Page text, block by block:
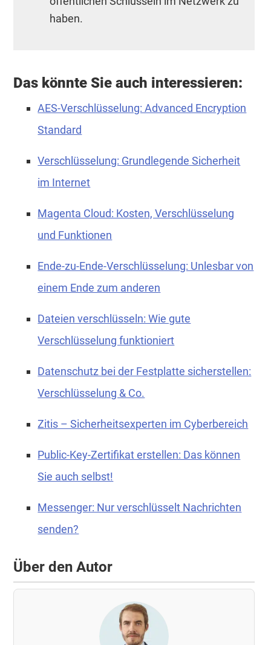
haben.
Das könnte Sie auch interessieren:
AES-Verschlüsselung: Advanced Encryption
Standard
Verschlüsselung: Grundlegende Sicherheit
im Internet
Magenta Cloud: Kosten, Verschlüsselung
und Funktionen
Ende-zu-Ende-Verschlüsselung: Unlesbar von
einem Ende zum anderen
Dateien verschlüsseln: Wie gute
Verschlüsselung funktioniert
Datenschutz bei der Festplatte sicherstellen:
Verschlüsselung & Co.
Zitis – Sicherheitsexperten im Cyberbereich
Public-Key-Zertifikat erstellen: Das können
Sie auch selbst!
Messenger: Nur verschlüsselt Nachrichten
senden?
Über den Autor